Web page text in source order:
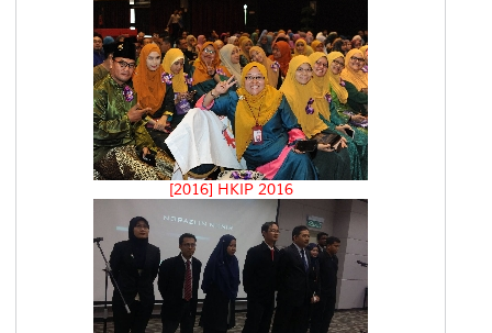
[2016] HKIP 2016